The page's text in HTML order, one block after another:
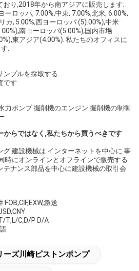
り,2018年から南アジアに販売します.
ーロッパ, 7.00%,中東, 7.00%,北米, 6.00%,
カ, 5.00%,西ヨーロッパ (5).00%),中米
南ヨーロッパ(5.00%),国内市場
東アジア(4.00%). 私たちのオフィスに
.
プルを採取する.
です
力ポンプ 掘削機のエンジン 掘削機の制御
からではなく,私たちから買うべきです
建設機械は インターネットを中心に 事
時にオンラインとオフラインで販売する
テナンス部品を中心に建設機械の取引会
急送
T,L/C,D/P D/A
ーズ川崎ピストンポンプ